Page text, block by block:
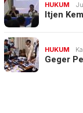
HUKUM
Itjen
HUKUM
Geger